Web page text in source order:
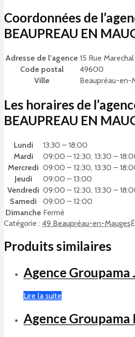
Coordonnées de
BEAUPREAU EN
Adresse de l’agence 15 Rue
Code postal
49600
Ville
Beaupréau-en-
Les horaires de
BEAUPREAU EN
Lundi
13:30 – 18:00
Mardi
09:00 – 12:30, 13:30 –
Mercredi 09:00 – 12:30, 13:30 –
Jeudi
09:00 – 13:00
Vendredi 09:00 – 12:30, 13:30 –
Samedi
09:00 – 12:00
Dimanche Fermé
Catégorie : 49 Beaupréau-en-Mauges
Produits similaires
Agence Groupama
Lire la suite
Agence Groupama